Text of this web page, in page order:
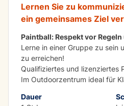
Lernen Sie zu
ein gemeinsames Ziel
Paintball: Respekt vor
Lerne in einer Gruppe zu sein
zu erreichen!
Qualifiziertes und lizenziertes
Im Outdoorzentrum ideal für
Dauer